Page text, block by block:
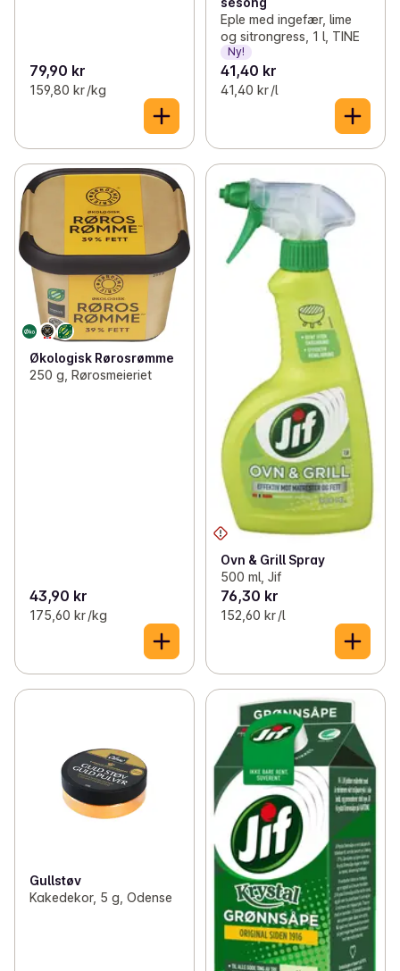
79,90 kr
159,80 kr /kg
Eple med ingefær, lime
og sitrongress, 1 l, TINE
Ny!
41,40 kr
41,40 kr /l
Økologisk Rørosrømme
250 g, Rørosmeieriet
43,90 kr
175,60 kr /kg
Ovn & Grill Spray
500 ml, Jif
76,30 kr
152,60 kr /l
Gullstøv
Kakedekor, 5 g, Odense